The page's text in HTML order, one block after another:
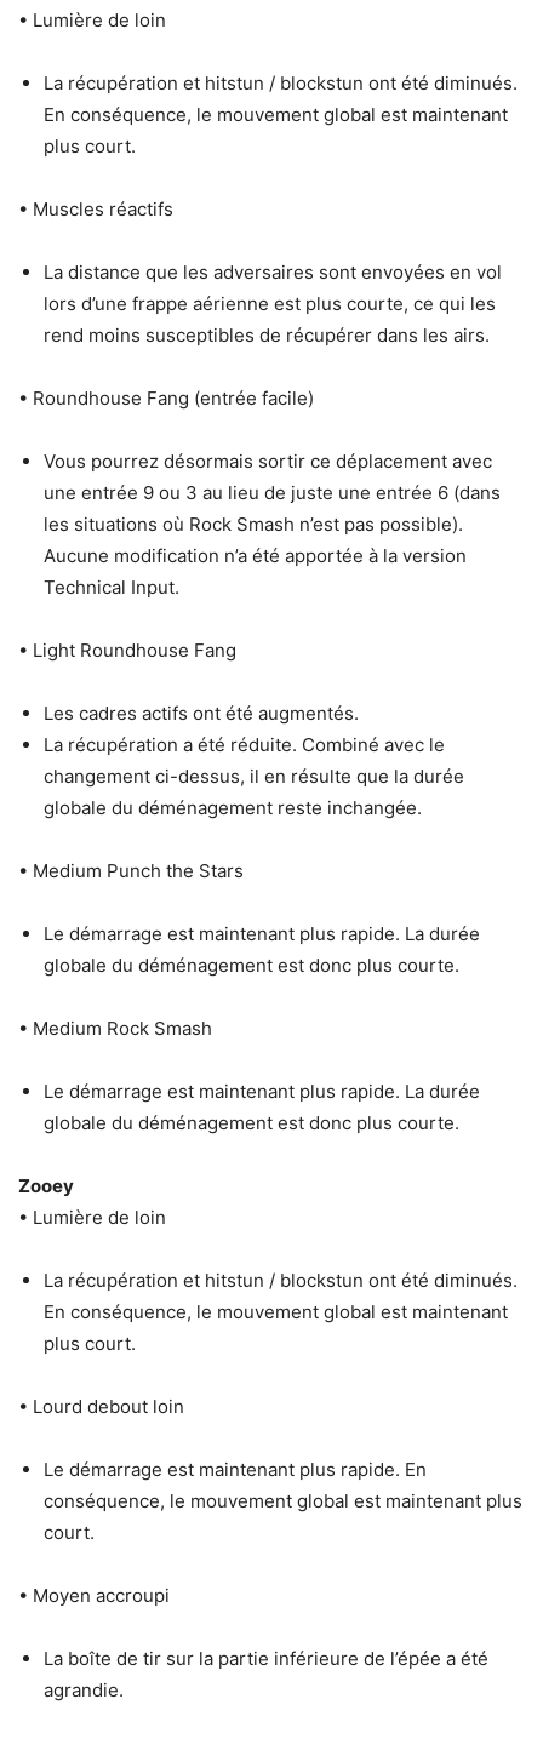
• Lumière de loin
La récupération et hitstun / blockstun ont été diminués.
En conséquence, le mouvement global est maintenant
plus court.
• Muscles réactifs
La distance que les adversaires sont envoyées en vol
lors d’une frappe aérienne est plus courte, ce qui les
rend moins susceptibles de récupérer dans les airs.
• Roundhouse Fang (entrée facile)
Vous pourrez désormais sortir ce déplacement avec
une entrée 9 ou 3 au lieu de juste une entrée 6 (dans
les situations où Rock Smash n’est pas possible).
Aucune modification n’a été apportée à la version
Technical Input.
• Light Roundhouse Fang
Les cadres actifs ont été augmentés.
La récupération a été réduite. Combiné avec le
changement ci-dessus, il en résulte que la durée
globale du déménagement reste inchangée.
• Medium Punch the Stars
Le démarrage est maintenant plus rapide. La durée
globale du déménagement est donc plus courte.
• Medium Rock Smash
Le démarrage est maintenant plus rapide. La durée
globale du déménagement est donc plus courte.
Zooey
• Lumière de loin
La récupération et hitstun / blockstun ont été diminués.
En conséquence, le mouvement global est maintenant
plus court.
• Lourd debout loin
Le démarrage est maintenant plus rapide. En
conséquence, le mouvement global est maintenant plus
court.
• Moyen accroupi
La boîte de tir sur la partie inférieure de l’épée a été
agrandie.